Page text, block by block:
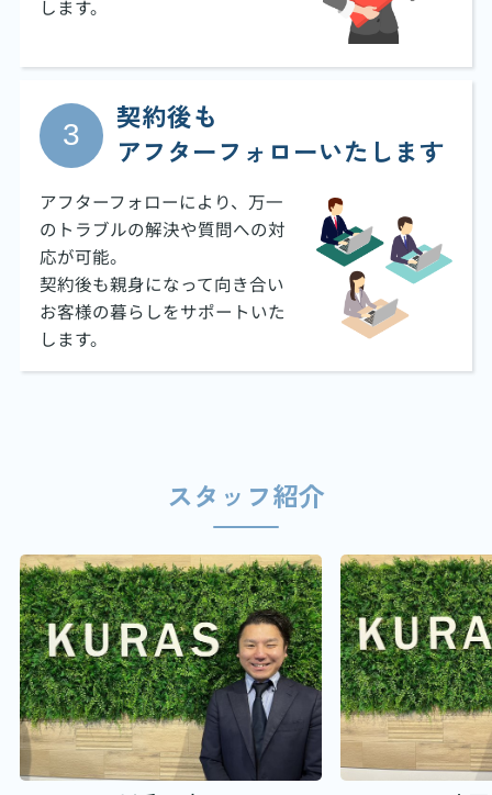
します。
契約後も
アフターフォローいたします
アフターフォローにより、万一
のトラブルの解決や質問への対
応が可能。
契約後も親身になって向き合い
お客様の暮らしをサポートいた
します。
スタッフ紹介